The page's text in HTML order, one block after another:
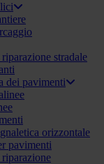
stradale
dei pavimenti
orizzontale
pavimenti